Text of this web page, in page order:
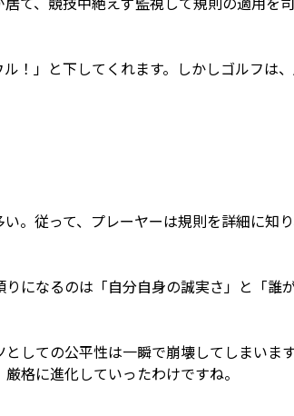
！」と下してくれます。しかしゴルフは
。従って、プレーヤーは規則を詳細に知
になるのは「自分自身の誠実さ」と「誰
しての公平性は一瞬で崩壊してしまいま
格に進化していったわけですね。